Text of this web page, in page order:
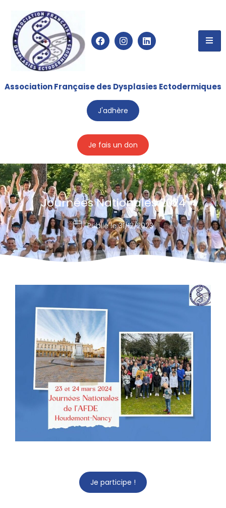
Association Française des Dysplasies Ectodermiques
J'adhère
Je fais un don
Journées Nationales 2024
Publié le31/12/2023
Je participe !